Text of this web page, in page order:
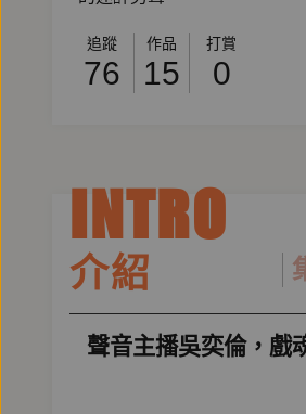
追蹤
76
作品
15
打賞
0
INTRO
介紹
聲音主播吳奕倫，戲